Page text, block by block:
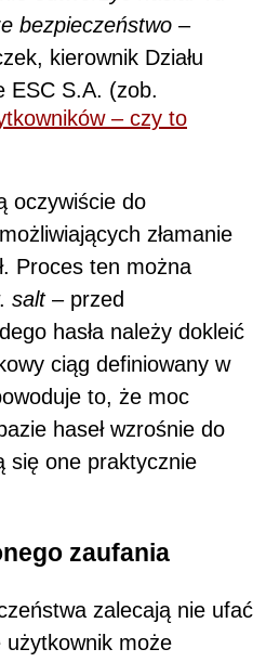
bezpieczeństwo –
kierownik Działu
ESC S.A. (zob.
– czy to
oczywiście do
złamanie
Proces ten można
salt– przed
hasła należy dokleić
ciąg definiowany w
to, że moc
haseł wzrośnie do
się one praktycznie
zaufania
zalecają nie ufać
może